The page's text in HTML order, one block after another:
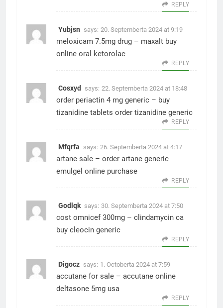
REPLY
Yubjsn says: 20. Septemberta 2024 at 9:19
meloxicam 7.5mg drug – maxalt buy
online oral ketorolac
REPLY
Cosxyd says: 22. Septemberta 2024 at 18:48
order periactin 4 mg generic – buy
tizanidine tablets order tizanidine generic
REPLY
Mfqrfa says: 26. Septemberta 2024 at 4:17
artane sale – order artane generic
emulgel online purchase
REPLY
Godlqk says: 30. Septemberta 2024 at 7:50
cost omnicef 300mg – clindamycin ca
buy cleocin generic
REPLY
Digocz says: 1. Octoberta 2024 at 7:59
accutane for sale – accutane online
deltasone 5mg usa
REPLY